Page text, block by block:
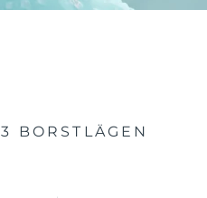
3 BORSTLÄGEN